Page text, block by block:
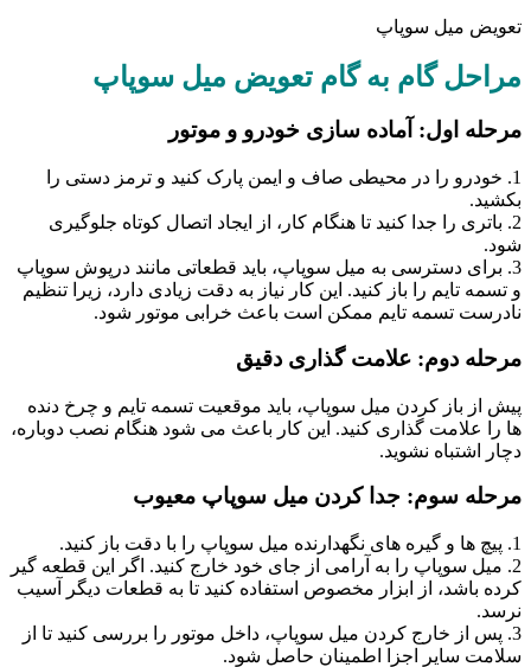
تعویض میل سوپاپ
مراحل گام به گام تعویض میل سوپاپ
مرحله اول: آماده سازی خودرو و موتور
1. خودرو را در محیطی صاف و ایمن پارک کنید و ترمز دستی را
بکشید.
2. باتری را جدا کنید تا هنگام کار، از ایجاد اتصال کوتاه جلوگیری
شود.
3. برای دسترسی به میل سوپاپ، باید قطعاتی مانند درپوش سوپاپ
و تسمه تایم را باز کنید. این کار نیاز به دقت زیادی دارد، زیرا تنظیم
نادرست تسمه تایم ممکن است باعث خرابی موتور شود.
مرحله دوم: علامت گذاری دقیق
پیش از باز کردن میل سوپاپ، باید موقعیت تسمه تایم و چرخ دنده
ها را علامت گذاری کنید. این کار باعث می شود هنگام نصب دوباره،
دچار اشتباه نشوید.
مرحله سوم: جدا کردن میل سوپاپ معیوب
1. پیچ ها و گیره های نگهدارنده میل سوپاپ را با دقت باز کنید.
2. میل سوپاپ را به آرامی از جای خود خارج کنید. اگر این قطعه گیر
کرده باشد، از ابزار مخصوص استفاده کنید تا به قطعات دیگر آسیب
نرسد.
3. پس از خارج کردن میل سوپاپ، داخل موتور را بررسی کنید تا از
سلامت سایر اجزا اطمینان حاصل شود.